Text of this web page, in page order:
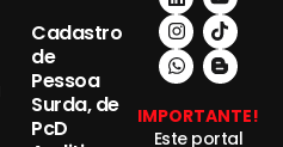
Cadastro
de
Pessoa
Surda, de
PcD
IMPORTANTE!
Este portal